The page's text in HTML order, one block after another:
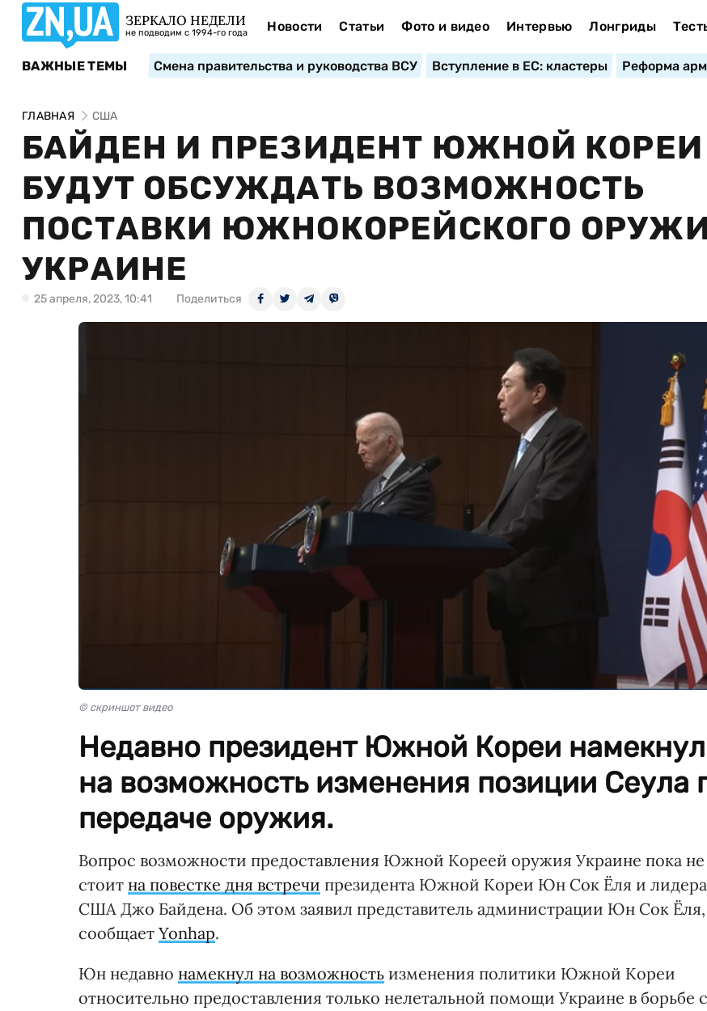
ЗЕРКАЛО НЕДЕЛИ
не подводим с 1994-го года Новости Статьи Фото и видео Интервью Лонгриды
ВАЖНЫЕ ТЕМЫ Смена правительства и руководства ВСУ Вступление в ЕС: кластеры Реформа
ГЛАВНАЯ США
БАЙДЕН И ПРЕЗИДЕНТ ЮЖНОЙ КОРЕИ
БУДУТ ОБСУЖДАТЬ ВОЗМОЖНОСТЬ
ПОСТАВКИ ЮЖНОКОРЕЙСКОГО
УКРАИНЕ
25 апреля, 2023, 10:41 Поделиться
© скриншот видео
Недавно президент Южной Кореи намекнул
на возможность изменения позиции Сеула
передаче оружия.
Вопрос возможности предоставления Южной Кореей оружия Украине пока не
стоит на повестке дня встречи президента Южной Кореи Юн Сок Ёля и лидера
США Джо Байдена. Об этом заявил представитель администрации Юн Сок Ёля,
сообщаетYonhap.
Юн недавно намекнул на возможность изменения политики Южной Кореи
относительно предоставления только нелетальной помощи Украине в борьбе с